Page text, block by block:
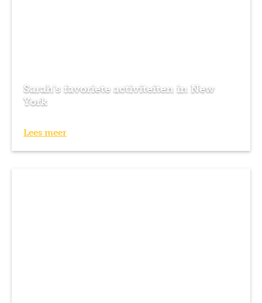
Sarah's favoriete activiteiten in New
York
Lees meer